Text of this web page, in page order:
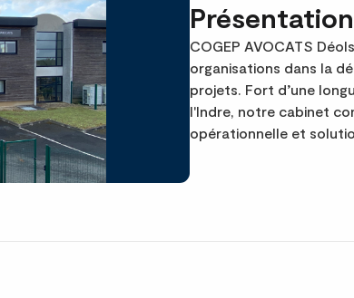
Présentation
COGEP AVOCATS
organisations dans la
projets. Fort d’une
l'Indre, notre cabinet
opérationnelle et